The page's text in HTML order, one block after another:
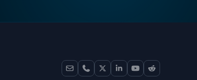
contactphone
x linkedinyoutube
reddit